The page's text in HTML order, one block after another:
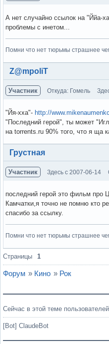
А нет случайно ссылок на "Ййа-
проблемы с инетом...
Помни что нет тюрьмы страшнее
Вне форума
Z@mpoliT
Участник Откуда: Гомель
"Йя-хха"- http://
"Последний герой", ты может
на torrents.ru 90% того, что я ща
Вне форума
Грустная
Участник Здесь с 2007-06-14
последний герой это фильм про
Камчатки,я точно не помню кто
спасибо за ссылку.
Помни что нет тюрьмы страшнее
Вне форума
Страницы 1
Форум » Кино » Рок
Сейчас в этой теме
[Bot] ClaudeBot